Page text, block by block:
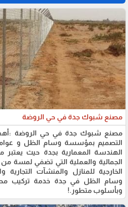
مصنع شبوك جدة في حي الروضة
مصنع شبوك جدة في حي الروضة
التصميم بمؤسسة وسام الظل و عوامل
الهندسة المعمارية بجدة حيث
الجمالية والعملية التي تضفي لمسة من
الخارجية للمنازل والمنشآت
وسام الظل في جدة خدمة تركيب
وبأسلوب متطور.!